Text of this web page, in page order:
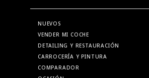
NUEVOS
VENDER MI COCHE
DETAILING Y RESTAURACIÓN
CARROCERÍA Y PINTURA
COMPARADOR